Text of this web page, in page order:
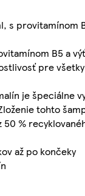
s
B5 a
pre
je špeciálne
tohto
%
až po končeky